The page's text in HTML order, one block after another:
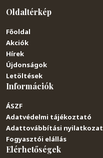
Oldaltérkép
Főoldal
Akciók
Hírek
Újdonságok
Letöltések
Információk
ÁSZF
Adatvédelmi tájékoztató
Adattovábbítási nyilatkozat
Fogyasztói elállás
Elérhetőségek